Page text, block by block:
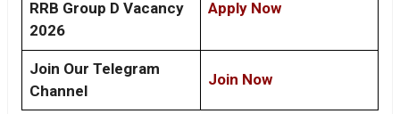
RRB Group D Vacancy
2026
Apply Now
Join Our Telegram
Channel
Join Now